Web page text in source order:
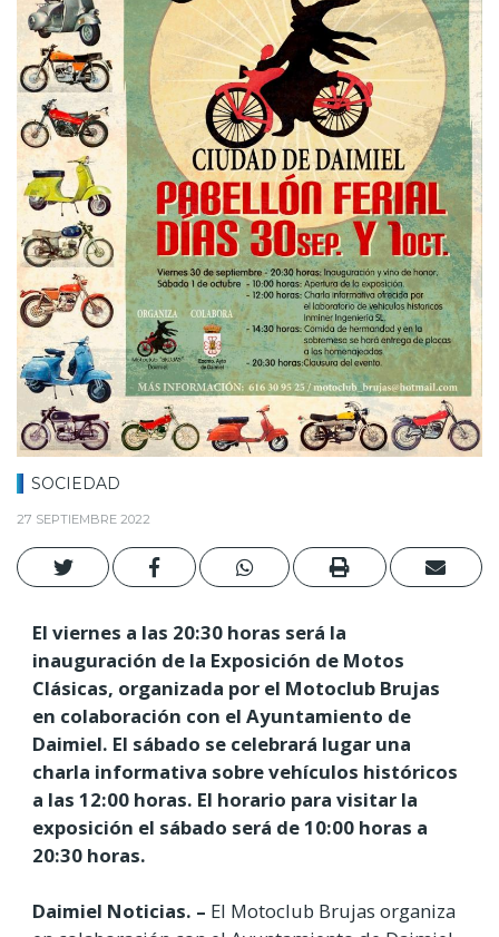
SOCIEDAD
27 SEPTIEMBRE 2022
El viernes a las 20:30 horas será la
inauguración de la Exposición de Motos
Clásicas, organizada por el Motoclub Brujas
en colaboración con el Ayuntamiento de
Daimiel. El sábado se celebrará lugar una
charla informativa sobre vehículos históricos
a las 12:00 horas. El horario para visitar la
exposición el sábado será de 10:00 horas a
20:30 horas.
Daimiel Noticias. – El Motoclub Brujas organiza